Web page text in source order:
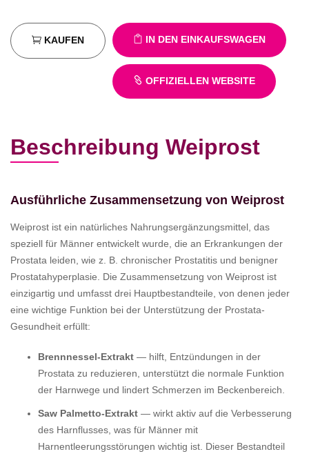
IN DEN EINKAUFSWAGEN
KAUFEN
OFFIZIELLEN WEBSITE
Beschreibung Weiprost
Ausführliche Zusammensetzung von Weiprost
Weiprost ist ein natürliches Nahrungsergänzungsmittel, das
speziell für Männer entwickelt wurde, die an Erkrankungen der
Prostata leiden, wie z. B. chronischer Prostatitis und benigner
Prostatahyperplasie. Die Zusammensetzung von Weiprost ist
einzigartig und umfasst drei Hauptbestandteile, von denen jeder
eine wichtige Funktion bei der Unterstützung der Prostata-
Gesundheit erfüllt:
Brennnessel-Extrakt — hilft, Entzündungen in der
Prostata zu reduzieren, unterstützt die normale Funktion
der Harnwege und lindert Schmerzen im Beckenbereich.
Saw Palmetto-Extrakt — wirkt aktiv auf die Verbesserung
des Harnflusses, was für Männer mit
Harnentleerungsstörungen wichtig ist. Dieser Bestandteil